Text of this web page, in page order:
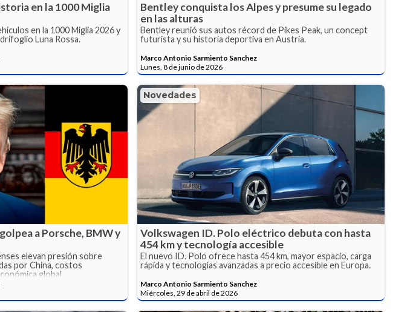
en la 1000 Miglia
en la 1000 Miglia 2026 y
Luna Rossa.
Bentley conquista los Alpes y presume su legado
en las alturas
Bentley reunió sus autos récord de Pikes Peak, un concept
futurista y su historia deportiva en Austria.
Marco Antonio Sarmiento Sanchez
Lunes, 8 de junio de 2026
a Porsche, BMW y
elevan presión sobre
por China, costos
global.
Novedades
Volkswagen ID. Polo eléctrico debuta con hasta
454 km y tecnología accesible
El nuevo ID. Polo ofrece hasta 454 km, mayor espacio, carga
rápida y tecnologías avanzadas a precio accesible en Europa.
Marco Antonio Sarmiento Sanchez
Miércoles, 29 de abril de 2026